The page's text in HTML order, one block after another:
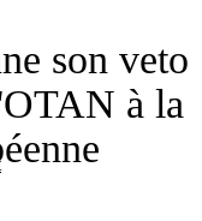
son veto
à la